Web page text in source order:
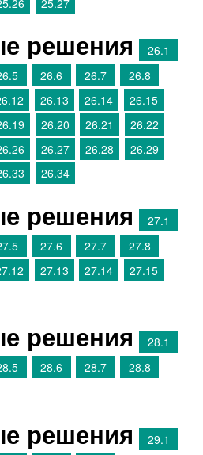
решения
26.1
26.6 26.7
26.8
26.13 26.14
26.15
26.20 26.21
26.22
26.27 26.28
26.29
26.34
решения
27.1
27.6 27.7
27.8
27.13 27.14
27.15
решения
28.1
28.6 28.7
28.8
решения
29.1